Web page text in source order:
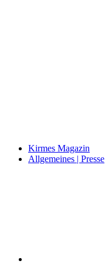
Kirmes Magazin
Allgemeines | Presse